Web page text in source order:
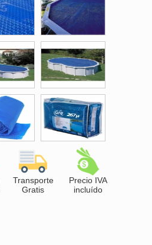
Transporte
Gratis
Precio IVA
incluído